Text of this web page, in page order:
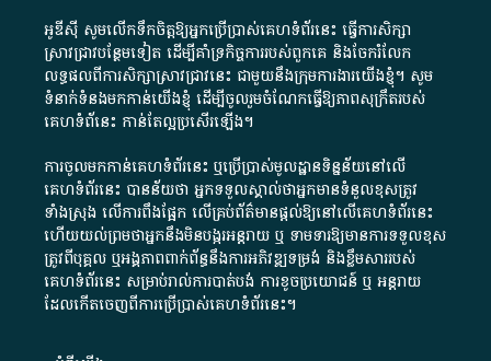
អូឌីស៊ី សូមលើកទឹកចិត្តឱ្យអ្នកប្រើប្រាស់គេហទំព័រនេះ ធ្វើការសិក្សា
ស្រាវជ្រាវបន្ថែមទៀត ដើម្បីគាំទ្រកិច្ចការ​របស់ពួកគេ និងចែករំលែក
លទ្ធផលពីការសិក្សាស្រាវជ្រាវនេះ ជាមួយនឹងក្រុមការងារយើងខ្ញុំ។ សូម
ទំនាក់ទំនងមកកាន់យើងខ្ញុំ ដើម្បីចូលរួមចំណែកធ្វើឱ្យភាពសុក្រឹតរបស់
គេហទំព័នេះ កាន់តែល្អប្រសើរឡើង។
ការចូលមកកាន់គេហទំព័រនេះ ឬប្រើប្រាស់មូលដ្ឋានទិន្នន័យនៅលើ
គេហទំព័រនេះ បានន័យថា អ្នកទទួលស្គាល់ថាអ្នកមានទំនួលខុសត្រូវ
ទាំងស្រុង លើការពឹងផ្អែក លើគ្រប់ព័ត៌មានផ្តល់ឱ្យនៅលើគេហទំព័រនេះ
ហើយយល់ព្រមថាអ្នកនឹងមិនបង្ករអន្តរាយ ឬ ទាមទារ​ឱ្យមានការទទួលខុស​
ត្រូវពីបុគ្គល ឬអង្គភាពពាក់ព័ន្ធនឹងការអភិវឌ្ឍទម្រង់ និងខ្លឹមសាររបស់
គេហទំព័រនេះ សម្រាប់រាល់ការបាត់បង់ ការខូចប្រយោជន៍ ឬ អន្តរាយ
ដែលកើតចេញពីការប្រើប្រាស់គេហទំព័រនេះ។